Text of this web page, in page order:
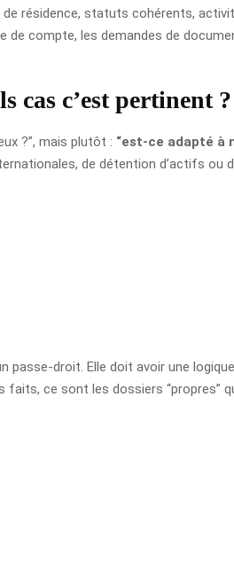
résidence, statuts cohérents,
de compte, les demandes de
cas c’est pertinent ?
?”, mais plutôt : “est-ce adapté à
de détention d’actifs ou
droit. Elle doit avoir une
ce sont les dossiers “propres”